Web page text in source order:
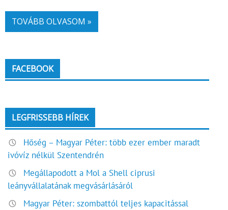
TOVÁBB OLVASOM »
FACEBOOK
LEGFRISSEBB HÍREK
Hőség – Magyar Péter: több ezer ember maradt
ivóvíz nélkül Szentendrén
Megállapodott a Mol a Shell ciprusi
leányvállalatának megvásárlásáról
Magyar Péter: szombattól teljes kapacitással